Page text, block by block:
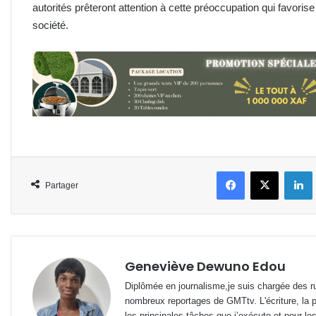
autorités prêteront attention à cette préoccupation qui
société.
Partager
FacebookX
Geneviève Dewuno Edou
Diplômée en journalisme,je suis chargée des
nombreux reportages de GMTtv. L'écriture,